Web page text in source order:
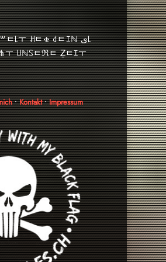
ￓ ꒤ℕ꒚ﾼℜﾼ Ẕﾼｴￓ
•Kontakt•Impressum